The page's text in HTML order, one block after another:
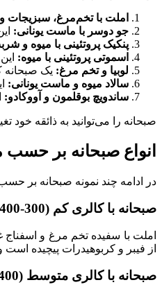
املت با تخم‌مرغ، سبزیجات و
جو دوسر با ماست یونانی:
پنکیک پروتئینی با میوه و
اسموتی پروتئینی با میوه:
لوبیا و تخم مرغ: یک صبحانه
سالاد میوه و ماست یونانی:
ساندویچ بوقلمون و آووکادو:
صبحانه را می‌توانید به ذائقه خود
انواع صبحانه بر حسب
در ادامه چند نمونه صبحانه بر
صبحانه با کالری کم (300-400 کالری)؛ املت تخم مرغ و اسفناج
املت با سفیده تخم مرغ و
از فیبر و کربوهیدرات پیچیده
صبحانه با کالری متوسط (400-500 کالری)؛ تست سبوس دار و آووکادو